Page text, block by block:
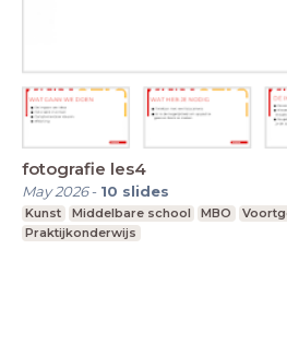
fotografie les4
May 2026- 10 slides
Kunst Middelbare school MBO
Praktijkonderwijs